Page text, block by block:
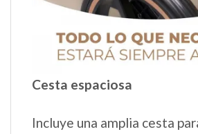
Cesta espaciosa
Incluye una amplia cesta